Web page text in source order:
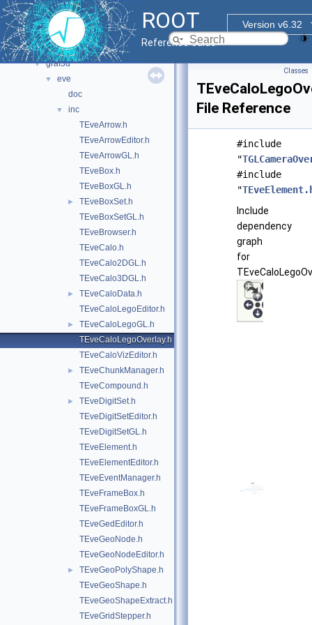
ROOT
Version v6.32
Reference Guide
► core
► documentation
► geom
► graf2d
▼ graf3d
▼
eve
doc
▼
inc
TEveArrow.h
TEveArrowEditor.h
TEveArrowGL.h
TEveBox.h
TEveBoxGL.h
►
TEveBoxSet.h
TEveBoxSetGL.h
TEveBrowser.h
TEveCalo.h
TEveCalo2DGL.h
TEveCalo3DGL.h
►
TEveCaloData.h
TEveCaloLegoEditor.h
►
TEveCaloLegoGL.h
TEveCaloLegoOverlay.h
TEveCaloVizEditor.h
►
TEveChunkManager.h
TEveCompound.h
►
TEveDigitSet.h
TEveDigitSetEditor.h
TEveDigitSetGL.h
TEveElement.h
TEveElementEditor.h
TEveEventManager.h
TEveFrameBox.h
TEveFrameBoxGL.h
TEveGedEditor.h
TEveGeoNode.h
TEveGeoNodeEditor.h
►
TEveGeoPolyShape.h
TEveGeoShape.h
TEveGeoShapeExtract.h
TEveGridStepper.h
Classes
File Reference
#include
"
#include
"
Include
dependency
graph
for